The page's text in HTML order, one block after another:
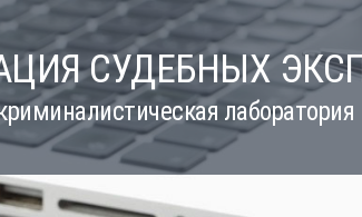
СУДЕБНЫХ
лаборатория